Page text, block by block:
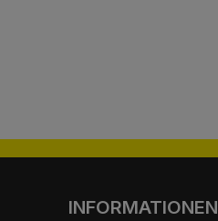
INFORMATIONEN